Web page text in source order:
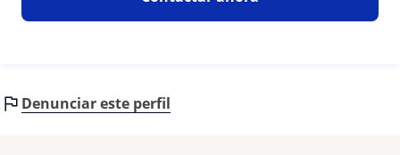
Denunciar este perfil